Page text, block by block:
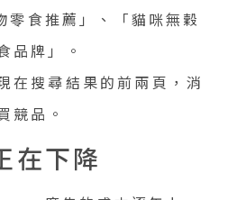
食推薦」、「貓咪無穀
品牌」。
在搜尋結果的前兩頁，消
競品。
在下降